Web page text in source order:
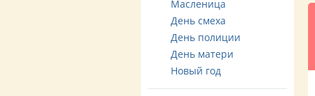
Масленица
День смеха
День полиции
День матери
Новый год